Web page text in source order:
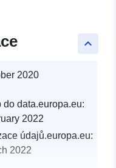
keyboard_arrow_up
2020
do data.europa.eu:
2022
údajů.europa.eu:
2022